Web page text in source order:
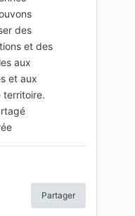
des
et des
aux
et aux
territoire.
Partager